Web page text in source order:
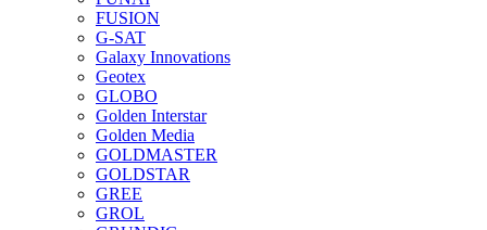
FUSION
G-SAT
Galaxy Innovations
Geotex
GLOBO
Golden Interstar
Golden Media
GOLDMASTER
GOLDSTAR
GREE
GROL